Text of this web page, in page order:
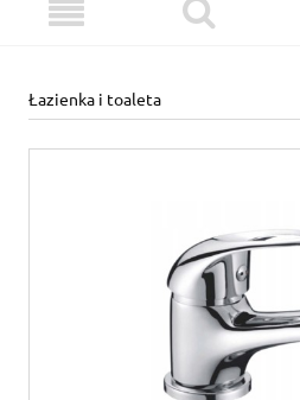
Łazienka i toaleta